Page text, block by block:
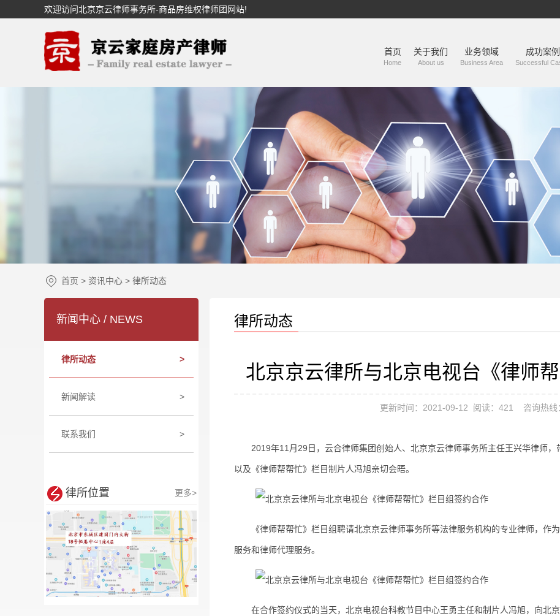
欢迎访问北京京云律师事务所-商品房维权律师团网站!
首页
Home
关于我们
About us
业务领域
Business Area
成功案例
Successful
首页 > 资讯中心 > 律所动态
新闻中心 / NEWS
律所动态 >
新闻解读 >
联系我们 >
律所位置 更多>
律所动态
北京京云律所与北京电视台《律师
更新时间：2021-09-12 阅读： 421 咨询热
2019年11月29日，云合律师集团创始人、北京京云律师事务所主任王兴华律师，
以及《律师帮帮忙》栏目制片人冯旭亲切会晤。
《律师帮帮忙》栏目组聘请北京京云律师事务所等法律服务机构的专业律师，作
服务和律师代理服务。
在合作签约仪式的当天，北京电视台科教节目中心王勇主任和制片人冯旭，向北京